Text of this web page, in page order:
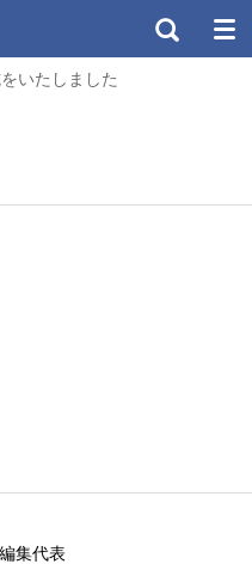
いたしました
集代表